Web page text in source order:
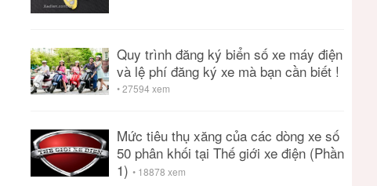
Quy trình đăng ký biển số xe máy điện
và lệ phí đăng ký xe mà bạn cần biết !
• 27594 xem
Mức tiêu thụ xăng của các dòng xe số
50 phân khối tại Thế giới xe điện (Phần
1) • 18878 xem